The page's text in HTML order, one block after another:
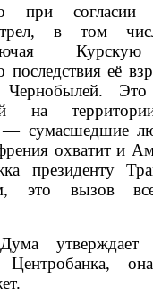
согласии
в том
последствия её
Это
на
— сумасшедшие
охватит и
президенту
это вызов
утверждает
Центробанка,